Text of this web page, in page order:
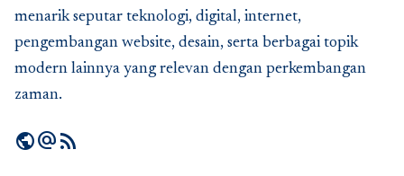
menarik seputar teknologi, digital, internet,
pengembangan website, desain, serta berbagai topik
modern lainnya yang relevan dengan perkembangan
zaman.
publicalternate_emailrss_feed